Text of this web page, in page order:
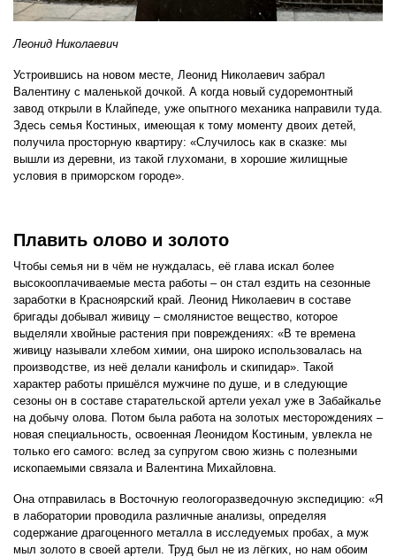
Леонид Николаевич
Устроившись на новом месте, Леонид Николаевич забрал
Валентину с маленькой дочкой. А когда новый судоремонтный
завод открыли в Клайпеде, уже опытного механика направили туда.
Здесь семья Костиных, имеющая к тому моменту двоих детей,
получила просторную квартиру: «Случилось как в сказке: мы
вышли из деревни, из такой глухомани, в хорошие жилищные
условия в приморском городе».
Плавить олово и золото
Чтобы семья ни в чём не нуждалась, её глава искал более
высокооплачиваемые места работы – он стал ездить на сезонные
заработки в Красноярский край. Леонид Николаевич в составе
бригады добывал живицу – смолянистое вещество, которое
выделяли хвойные растения при повреждениях: «В те времена
живицу называли хлебом химии, она широко использовалась на
производстве, из неё делали канифоль и скипидар». Такой
характер работы пришёлся мужчине по душе, и в следующие
сезоны он в составе старательской артели уехал уже в Забайкалье
на добычу олова. Потом была работа на золотых месторождениях –
новая специальность, освоенная Леонидом Костиным, увлекла не
только его самого: вслед за супругом свою жизнь с полезными
ископаемыми связала и Валентина Михайловна.
Она отправилась в Восточную геологоразведочную экспедицию: «Я
в лаборатории проводила различные анализы, определяя
содержание драгоценного металла в исследуемых пробах, а муж
мыл золото в своей артели. Труд был не из лёгких, но нам обоим